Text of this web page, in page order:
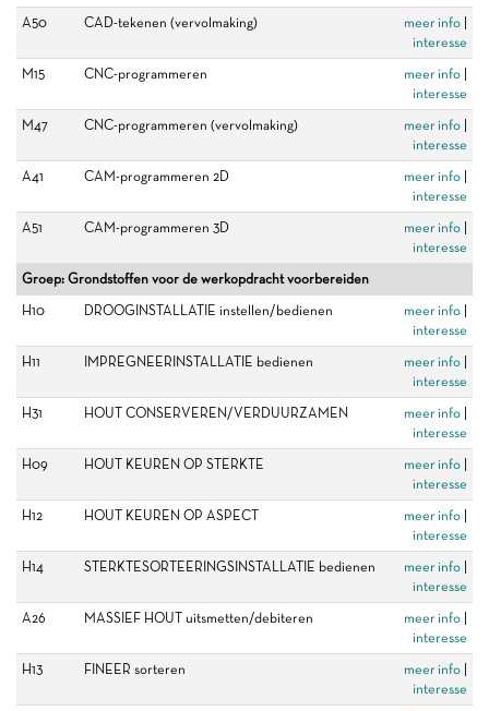
A50
CAD-tekenen (vervolmaking) meer info
interesse
M15
CNC-programmeren meer info
interesse
M47
CNC-programmeren (vervolmaking) meer info
interesse
A41
CAM-programmeren 2D meer info
interesse
A51
CAM-programmeren 3D meer info
interesse
Groep: Grondstoffen voor de werkopdracht voorbereiden
H10
DROOGINSTALLATIE instellen/bedienen meer info
interesse
H11
IMPREGNEERINSTALLATIE bedienen meer info
interesse
H31
HOUT CONSERVEREN/VERDUURZAMEN meer info
interesse
H09
HOUT KEUREN OP STERKTE meer info
interesse
H12
HOUT KEUREN OP ASPECT meer info
interesse
H14
STERKTESORTEERINGSINSTALLATIE bedienen meer info
interesse
A26
MASSIEF HOUT uitsmetten/debiteren meer info
interesse
H13
FINEER sorteren meer info
interesse